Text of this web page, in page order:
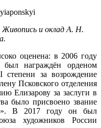
и оклад А. Н.
оценена: в 2006 году
был награждён орденом
за возрождение
Псковского отделения
Елизарову за заслуги в
было присвоено звание
В 2017 году он был
художников России